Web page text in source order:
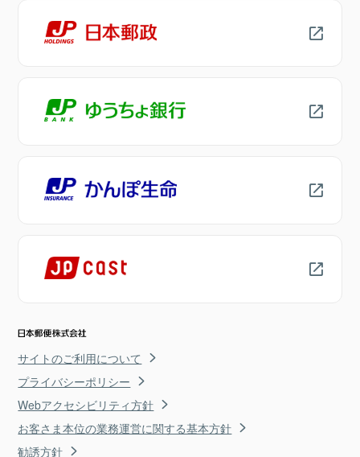
サイトのご利用について
プライバシーポリシー
Webアクセシビリティ方針
お客さま本位の業務運営に関する基本方針
勧誘方針